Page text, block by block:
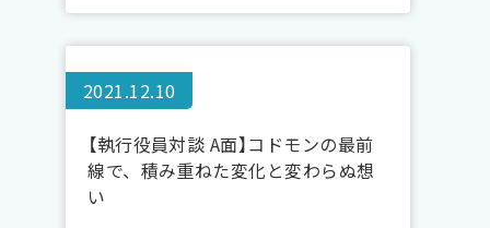
2021.12.10
【執行役員対談 A面】コドモンの最前
線で、積み重ねた変化と変わらぬ想
い